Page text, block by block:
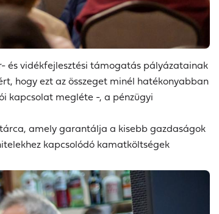
és vidékfejlesztési támogatás pályázatainak
hogy ezt az összeget minél hatékonyabban
kapcsolat megléte -, a pénzügyi
amely garantálja a kisebb gazdaságok
kapcsolódó kamatköltségek